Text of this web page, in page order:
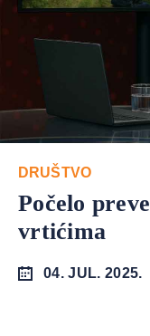
DRUŠTVO
Počelo
vrtićima
04. JUL. 2025.